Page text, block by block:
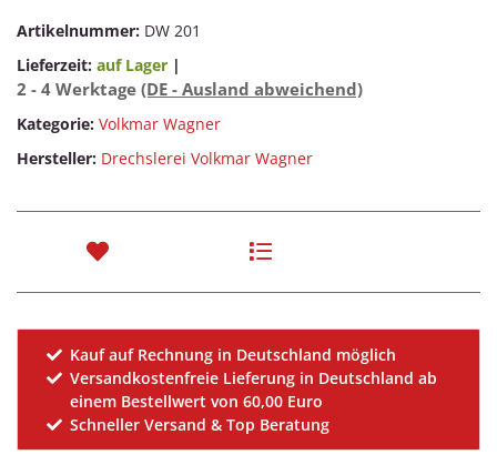
Artikelnummer: DW 201
Lieferzeit: auf Lager |
2 - 4 Werktage (DE - Ausland abweichend)
Kategorie: Volkmar Wagner
Hersteller: Drechslerei Volkmar Wagner
Kauf auf Rechnung in Deutschland möglich
Versandkostenfreie Lieferung in Deutschland ab
einem Bestellwert von 60,00 Euro
Schneller Versand & Top Beratung